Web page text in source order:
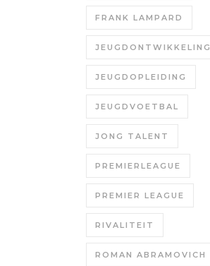
FRANK LAMPARD
JEUGDONTWIKKELING
JEUGDOPLEIDING
JEUGDVOETBAL
JONG TALENT
PREMIERLEAGUE
PREMIER LEAGUE
RIVALITEIT
ROMAN ABRAMOVICH